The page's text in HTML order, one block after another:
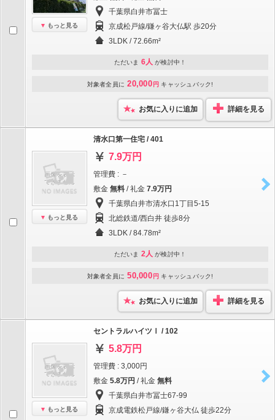
もっと見る
千葉県白井市冨士
京成松戸線/鎌ヶ谷大仏駅 歩20分
3LDK / 72.66m²
ただいま 6人 が検討中！
対象者全員に 20,000 円 キャッシュバック!
お気に入りに追加 詳細を見る
もっと見る
清水口第一住宅 / 401
7.9万円
管理費 : －
敷金 無料 / 礼金 7.9万円
千葉県白井市清水口1丁目5-15
北総鉄道/西白井 徒歩8分
3LDK / 84.78m²
ただいま 2人 が検討中！
対象者全員に 50,000 円 キャッシュバック!
お気に入りに追加 詳細を見る
もっと見る
セントラルハイツⅠ / 102
5.8万円
管理費 : 3,000円
敷金 5.8万円 / 礼金 無料
千葉県白井市冨士67-99
京成電鉄松戸線/鎌ヶ谷大仏 徒歩22分